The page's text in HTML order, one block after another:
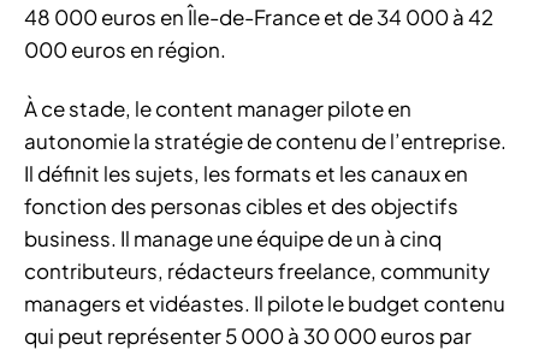
48 000 euros en Île-de-France et de 34 000 à 42
000 euros en région.
À ce stade, le content manager pilote en
autonomie la stratégie de contenu de l’entreprise.
Il définit les sujets, les formats et les canaux en
fonction des personas cibles et des objectifs
business. Il manage une équipe de un à cinq
contributeurs, rédacteurs freelance, community
managers et vidéastes. Il pilote le budget contenu
qui peut représenter 5 000 à 30 000 euros par